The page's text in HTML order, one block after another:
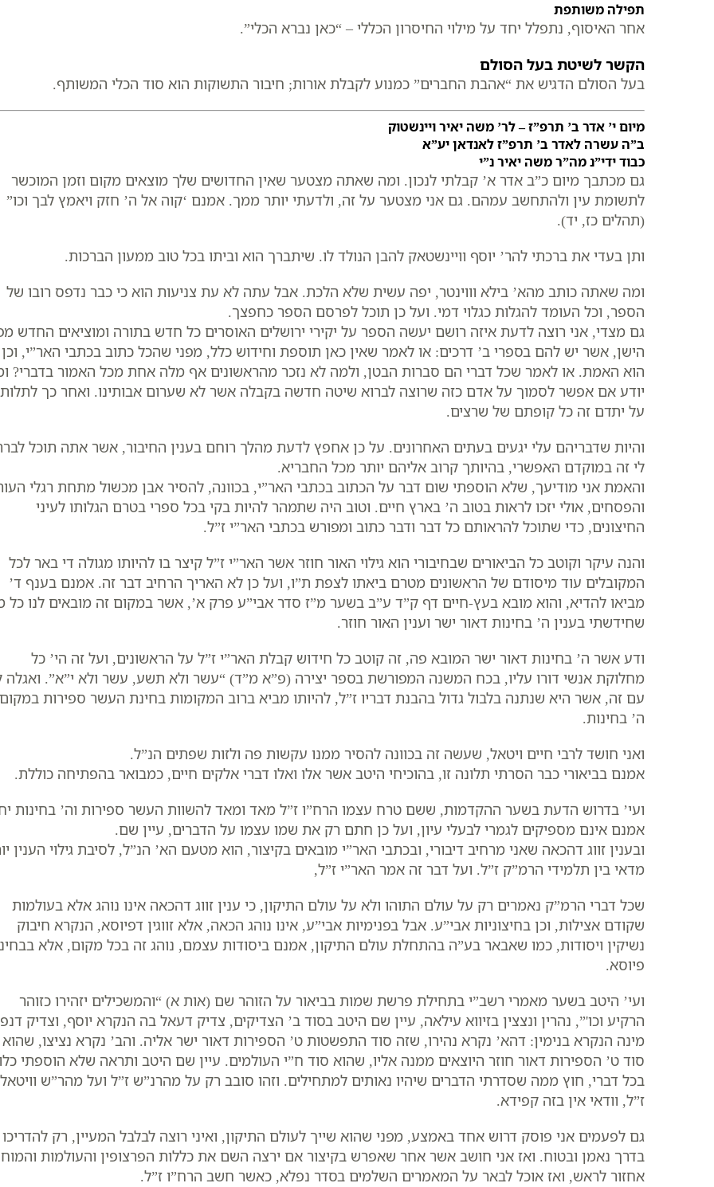
תפילה משותפת
אחר האיסוף, נתפלל יחד על מילוי החיסרון הכללי – “כאן נברא הכלי”.
הקשר לשיטת בעל הסולם
בעל הסולם הדגיש את “אהבת החברים” כמנוע לקבלת אורות; חיבור התשוקות הוא סוד הכלי המשותף.
מיום י’ אדר ב’ תרפ”ז – לר’ משה יאיר ויינשטוק
ב”ה עשרה לאדר ב’ תרפ”ז לאנדאן יע”א
כבוד ידי”נ מה”ר משה יאיר נ”י
גם מכתבך מיום כ”ב אדר א’ קבלתי לנכון. ומה שאתה מצטער שאין החדושים שלך מוצאים מקום וזמן המוכשר
לתשומת עין ולהתחשב עמהם. גם אני מצטער על זה, ולדעתי יותר ממך. אמנם ‘קוה אל ה’ חזק ויאמץ לבך וכו”
(תהלים כז, יד).
ותן בעדי את ברכתי להר’ יוסף וויינשטאק להבן הנולד לו. שיתברך הוא וביתו בכל טוב ממעון הברכות.
ומה שאתה כותב מהא’ בילא וווינטר, יפה עשית שלא הלכת. אבל עתה לא עת צניעות הוא כי כבר נדפס רובו של
הספר, וכל העומד להגלות כגלוי דמי. ועל כן תוכל לפרסם הספר כחפצך.
גם מצדי, אני רוצה לדעת איזה רושם יעשה הספר על יקירי ירושלים האוסרים כל חדש בתורה ומוציאים החדש
הישן, אשר יש להם בספרי ב’ דרכים: או לאמר שאין כאן תוספת וחידוש כלל, מפני שהכל כתוב בכתבי האר”י, וכן
הוא האמת. או לאמר שכל דברי הם סברות הבטן, ולמה לא נזכר מהראשונים אף מלה אחת מכל האמור בדברי?
יודע אם אפשר לסמוך על אדם כזה שרוצה לברוא שיטה חדשה בקבלה אשר לא שערום אבותינו. ואחר כך לתלות
על יתדם זה כל קופתם של שרצים.
והיות שדבריהם עלי יגעים בעתים האחרונים. על כן אחפץ לדעת מהלך רוחם בענין החיבור, אשר אתה תוכל
לי זה במוקדם האפשרי, בהיותך קרוב אליהם יותר מכל החבריא.
והאמת אני מודיעך, שלא הוספתי שום דבר על הכתוב בכתבי האר”י, בכוונה, להסיר אבן מכשול מתחת רגלי
והפסחים, אולי יזכו לראות בטוב ה’ בארץ חיים. וטוב היה שתמהר להיות בקי בכל ספרי בטרם הגלותו לעיני
החיצונים, כדי שתוכל להראותם כל דבר ודבר כתוב ומפורש בכתבי האר”י ז”ל.
והנה עיקר וקוטב כל הביאורים שבחיבורי הוא גילוי האור חוזר אשר האר”י ז”ל קיצר בו להיותו מגולה די באר לכל
המקובלים עוד מיסודם של הראשונים מטרם ביאתו לצפת ת”ו, ועל כן לא האריך הרחיב דבר זה. אמנם בענף ד’
מביאו להדיא, והוא מובא בעץ-חיים דף ק”ד ע”ב בשער מ”ז סדר אבי”ע פרק א’, אשר במקום זה מובאים לנו כל
שחידשתי בענין ה’ בחינות דאור ישר וענין האור חוזר.
ודע אשר ה’ בחינות דאור ישר המובא פה, זה קוטב כל חידוש קבלת האר”י ז”ל על הראשונים, ועל זה הי’ כל
מחלוקת אנשי דורו עליו, בכח המשנה המפורשת בספר יצירה (פ”א מ”ד) “עשר ולא תשע, עשר ולא י”א”. ואגלה
עם זה, אשר היא שנתנה בלבול גדול בהבנת דבריו ז”ל, להיותו מביא ברוב המקומות בחינת העשר ספירות במקום
ה’ בחינות.
ואני חושד לרבי חיים ויטאל, שעשה זה בכוונה להסיר ממנו עקשות פה ולזות שפתים הנ”ל.
אמנם בביאורי כבר הסרתי תלונה זו, בהוכיחי היטב אשר אלו ואלו דברי אלקים חיים, כמבואר בהפתיחה כוללת.
ועי’ בדרוש הדעת בשער ההקדמות, ששם טרח עצמו הרח”ו ז”ל מאד ומאד להשוות העשר ספירות וה’ בחינות
אמנם אינם מספיקים לגמרי לבעלי עיון, ועל כן חתם רק את שמו עצמו על הדברים, עיין שם.
ובענין זווג דהכאה שאני מרחיב דיבורי, ובכתבי האר”י מובאים בקיצור, הוא מטעם הא’ הנ”ל, לסיבת גילוי הענין
מדאי בין תלמידי הרמ”ק ז”ל. ועל דבר זה אמר האר”י ז”ל,
שכל דברי הרמ”ק נאמרים רק על עולם התוהו ולא על עולם התיקון, כי ענין זווג דהכאה אינו נוהג אלא בעולמות
שקודם אצילות, וכן בחיצוניות אבי”ע. אבל בפנימיות אבי”ע, אינו נוהג הכאה, אלא זווגין דפיוסא, הנקרא חיבוק
נשיקין ויסודות, כמו שאבאר בע”ה בהתחלת עולם התיקון, אמנם ביסודות עצמם, נוהג זה בכל מקום, אלא
פיוסא.
ועי’ היטב בשער מאמרי רשב”י בתחילת פרשת שמות בביאור על הזוהר שם (אות א) “והמשכילים יזהירו כזוהר
הרקיע וכו'”, נהרין ונצצין בזיווא עילאה, עיין שם היטב בסוד ב’ הצדיקים, צדיק דעאל בה הנקרא יוסף, וצדיק
מינה הנקרא בנימין: דהא’ נקרא נהירו, שזה סוד התפשטות ט’ הספירות דאור ישר אליה. והב’ נקרא נציצו, שהוא
סוד ט’ הספירות דאור חוזר היוצאים ממנה אליו, שהוא סוד ח”י העולמים. עיין שם היטב ותראה שלא הוספתי
בכל דברי, חוץ ממה שסדרתי הדברים שיהיו נאותים למתחילים. וזהו סובב רק על מהרנ”ש ז”ל ועל מהר”ש וויטאל
ז”ל, וודאי אין בזה קפידא.
גם לפעמים אני פוסק דרוש אחד באמצע, מפני שהוא שייך לעולם התיקון, ואיני רוצה לבלבל המעיין, רק להדריכו
בדרך נאמן ובטוח. ואז אני חושב אשר אחר שאפרש בקיצור אם ירצה השם את כללות הפרצופין והעולמות
אחזור לראש, ואז אוכל לבאר על המאמרים השלמים בסדר נפלא, כאשר חשב הרח”ו ז”ל.